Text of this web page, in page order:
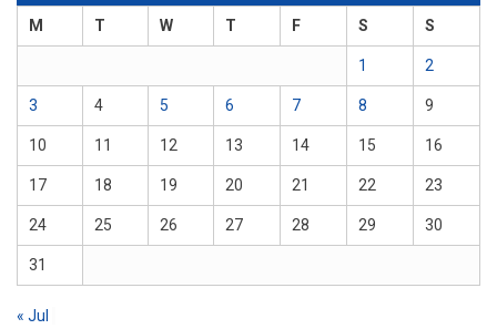
M T W T F S S
1 2
3 4 5 6 7 8 9
10 11 12 13 14 15 16
17 18 19 20 21 22 23
24 25 26 27 28 29 30
31
« Jul